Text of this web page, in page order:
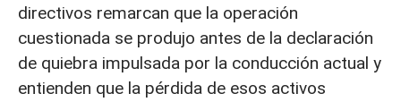
directivos remarcan que la operación
cuestionada se produjo antes de la declaración
de quiebra impulsada por la conducción actual y
entienden que la pérdida de esos activos